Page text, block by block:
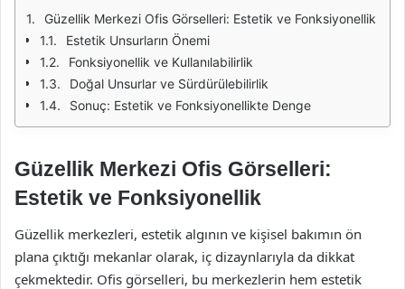
Güzellik Merkezi Ofis Görselleri: Estetik ve Fonksiyonellik
Estetik Unsurların Önemi
Fonksiyonellik ve Kullanılabilirlik
Doğal Unsurlar ve Sürdürülebilirlik
Sonuç: Estetik ve Fonksiyonellikte Denge
Güzellik Merkezi Ofis Görselleri:
Estetik ve Fonksiyonellik
Güzellik merkezleri, estetik algının ve kişisel bakımın ön
plana çıktığı mekanlar olarak, iç dizaynlarıyla da dikkat
çekmektedir. Ofis görselleri, bu merkezlerin hem estetik